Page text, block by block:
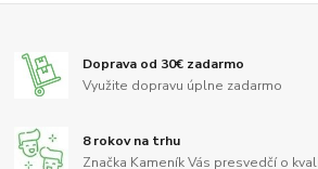
Doprava od 30€ zadarmo
Využite dopravu úplne zadarmo
8 rokov na trhu
Značka Kameník Vás presvedčí o